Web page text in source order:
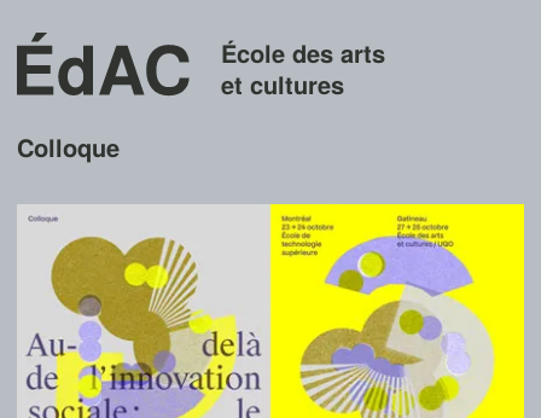
École des arts
et cultures
Colloque